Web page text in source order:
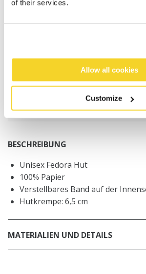
of their services.
Allow all cookies
Customize
Freitag) bei uns eingehen, werden
Kostenlose Lieferung für
innerhalb Deutschland
BESCHREIBUNG
Unisex Fedora Hut
100% Papier
Verstellbares Band auf der
Hutkrempe: 6,5 cm
MATERIALIEN UND DETAILS